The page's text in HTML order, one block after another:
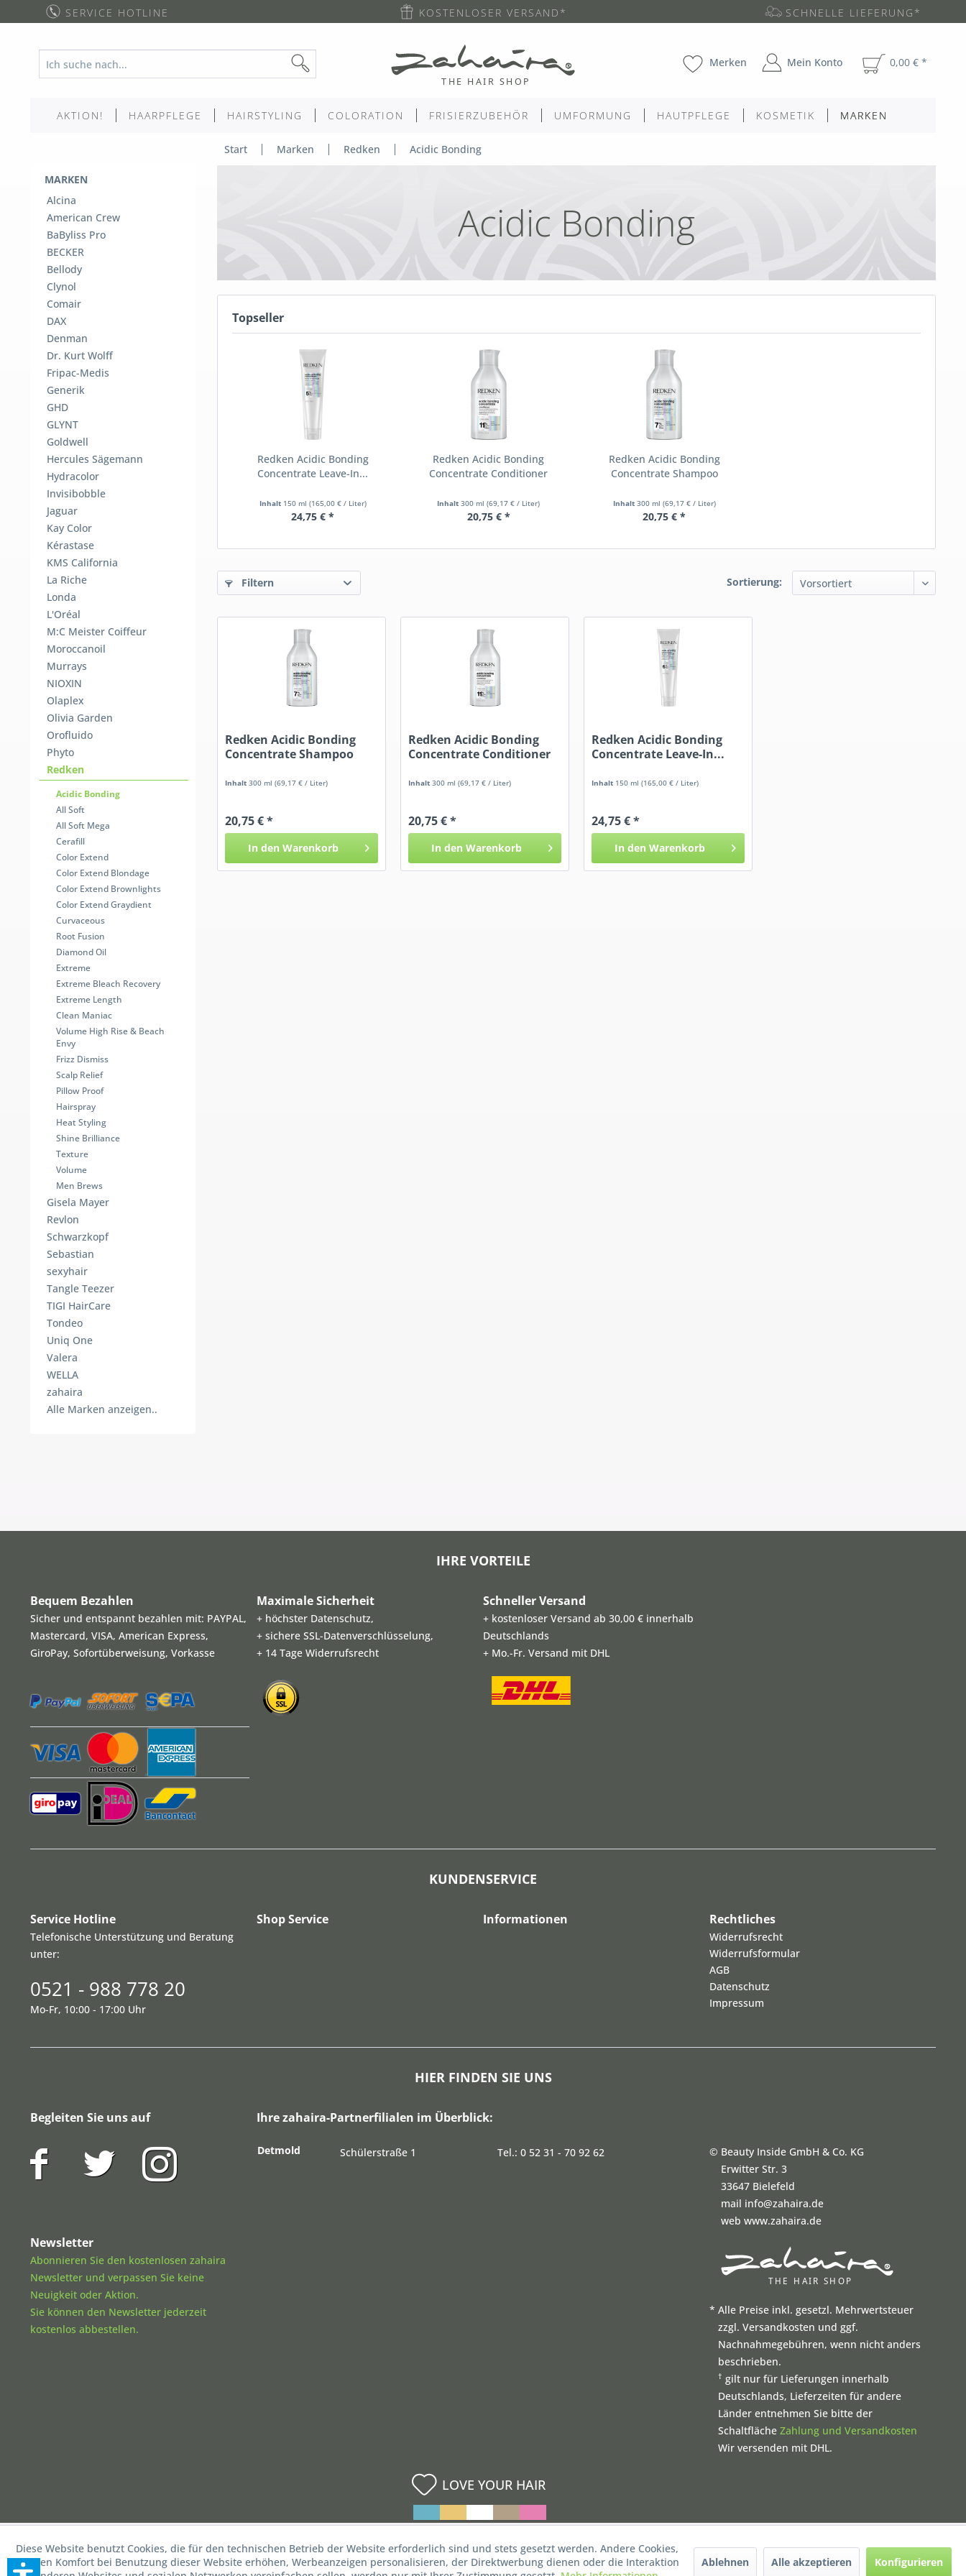
SERVICE HOTLINE KOSTENLOSER VERSAND* SCHNELLE LIEFERUNG*
Merken Mein Konto 0,00 € *
AKTION! HAARPFLEGE HAIRSTYLING COLORATION FRISIERZUBEHÖR UMFORMUNG HAUTPFLEGE KOSMETIK MARKEN
MARKEN
Alcina
American Crew
BaByliss Pro
BECKER
Bellody
Clynol
Comair
DAX
Denman
Dr. Kurt Wolff
Fripac-Medis
Generik
GHD
GLYNT
Goldwell
Hercules Sägemann
Hydracolor
Invisibobble
Jaguar
Kay Color
Kérastase
KMS California
La Riche
Londa
L'Oréal
M:C Meister Coiffeur
Moroccanoil
Murrays
NIOXIN
Olaplex
Olivia Garden
Orofluido
Phyto
Redken
Acidic Bonding
All Soft
All Soft Mega
Cerafill
Color Extend
Color Extend Blondage
Color Extend Brownlights
Color Extend Graydient
Curvaceous
Root Fusion
Diamond Oil
Extreme
Extreme Bleach Recovery
Extreme Length
Clean Maniac
Volume High Rise & Beach
Envy
Frizz Dismiss
Scalp Relief
Pillow Proof
Hairspray
Heat Styling
Shine Brilliance
Texture
Volume
Men Brews
Gisela Mayer
Revlon
Schwarzkopf
Sebastian
sexyhair
Tangle Teezer
TIGI HairCare
Tondeo
Uniq One
Valera
WELLA
zahaira
Alle Marken anzeigen..
Start Marken Redken Acidic Bonding
Acidic Bonding
Topseller
Redken Acidic Bonding
Concentrate Leave-In...
Inhalt 150 ml (165,00 € / Liter)
24,75 € *
Redken Acidic Bonding
Concentrate Conditioner
Inhalt300 ml(69,17 € / Liter)
20,75 € *
Redken Acidic Bonding
Concentrate Shampoo
Inhalt 300 ml (69,17 € / Liter)
20,75 € *
Filtern Sortierung:
Redken Acidic Bonding
Concentrate Shampoo
Inhalt300 ml(69,17 € / Liter)
20,75 € *
In den Warenkorb
Redken Acidic Bonding
Concentrate Conditioner
Inhalt300 ml(69,17 € / Liter)
20,75 € *
In den Warenkorb
Redken Acidic Bonding
Concentrate Leave-In...
Inhalt 150 ml(165,00 € / Liter)
24,75 € *
In den Warenkorb
IHRE VORTEILE
Bequem Bezahlen
Sicher und entspannt bezahlen mit: PAYPAL,
Mastercard, VISA, American Express,
GiroPay, Sofortüberweisung, Vorkasse
Maximale Sicherheit
+ höchster Datenschutz,
+ sichere SSL-Datenverschlüsselung,
+ 14 Tage Widerrufsrecht
Schneller Versand
+ kostenloser Versand ab 30,00 € innerhalb
Deutschlands
+ Mo.-Fr. Versand mit DHL
KUNDENSERVICE
Service Hotline
Telefonische Unterstützung und Beratung
unter:
0521 - 988 778 20
Mo-Fr, 10:00 - 17:00 Uhr
Shop Service Informationen Rechtliches
Widerrufsrecht
Widerrufsformular
AGB
Datenschutz
Impressum
HIER FINDEN SIE UNS
Begleiten Sie uns auf
Newsletter
Abonnieren Sie den kostenlosen zahaira
Newsletter und verpassen Sie keine
Neuigkeit oder Aktion.
Sie können den Newsletter jederzeit
kostenlos abbestellen.
Ihre zahaira-Partnerfilialen im Überblick:
Detmold Schülerstraße 1 Tel.: 0 52 31 - 70 92 62 © Beauty Inside GmbH & Co. KG
Erwitter Str. 3
33647 Bielefeld
mail info@zahaira.de
web www.zahaira.de
* Alle Preise inkl. gesetzl. Mehrwertsteuer
zzgl. Versandkosten und ggf.
Nachnahmegebühren, wenn nicht anders
beschrieben.
† gilt nur für Lieferungen innerhalb
Deutschlands, Lieferzeiten für andere
Länder entnehmen Sie bitte der
Schaltfläche Zahlung und Versandkosten
Wir versenden mit DHL.
LOVE YOUR HAIR
Diese Website benutzt Cookies, die für den technischen Betrieb der Website erforderlich sind und stets gesetzt werden. Andere Cookies,
die den Komfort bei Benutzung dieser Website erhöhen, Werbeanzeigen personalisieren, der Direktwerbung dienen oder die Interaktion
Ablehnen Alle akzeptieren Konfigurieren